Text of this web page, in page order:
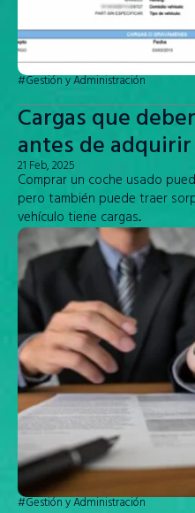
#Gestión y Administración
Cargas que
antes de
21 Feb, 2025
Comprar un coche usado
pero también puede traer
vehículo tiene cargas...
#Gestión y Administración